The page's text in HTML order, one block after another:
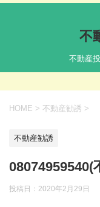
不
不動産
HOME > 不動産勧誘 >
不動産勧誘
08074959540(
投稿日： 2020年2月29日